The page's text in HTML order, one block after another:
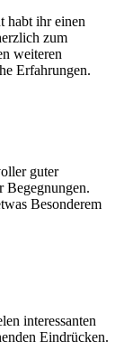
habt ihr einen
zum
weiteren
Erfahrungen.
guter
Begegnungen.
Besonderem
interessanten
Eindrücken.